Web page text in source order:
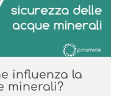
influenza la
minerali?